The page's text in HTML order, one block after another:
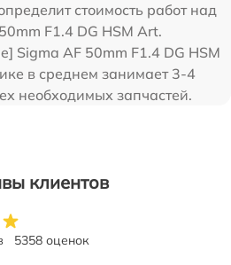
стоимость работ над
F1.4 DG HSM Art.
Sigma AF 50mm F1.4 DG HSM
в среднем занимает 3-4
необходимых запчастей.
клиентов
5358 оценок